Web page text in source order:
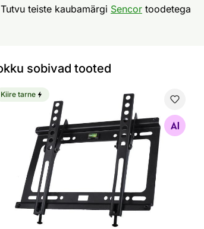
Tutvu teiste kaubamärgi Sencor toodetega
sobivad tooted
TV kinnitus 13" - 40" Sencor SHTB331
Otsi sarnaseid
Kiire tarne